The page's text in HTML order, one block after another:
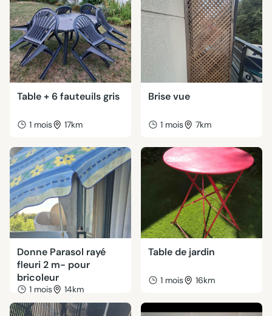
Table + 6 fauteuils gris
1 mois 17km
Brise vue
1 mois 7km
Donne Parasol rayé
fleuri 2 m- pour
bricoleur
1 mois 14km
Table de jardin
1 mois 16km